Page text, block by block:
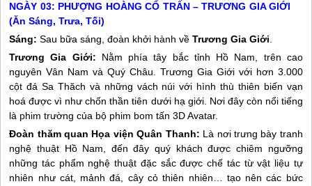
NGÀY 03: PHƯỢNG HOÀNG CỔ TRẤN – TRƯƠNG GIA GIỚI
(Ăn Sáng, Trưa, Tối)
Sáng: Sau bữa sáng, đoàn khởi hành vềTrương Gia Giới.
Trương Gia Giới: Nằm phía tây bắc tỉnh Hồ Nam, trên cao
nguyên Vân Nam và Quý Châu. Trương Gia Giới với hơn 3.000
cột đá Sa Thăch và những vách núi với hình thù thiên biến vạn
hoá được vì như chốn thần tiên dưới hạ giới. Nơi đây còn nổi tiếng
là phim trường của bộ phim bom tấn 3D Avatar.
Đoàn thăm quan Họa viện Quân Thanh: Là nơi trưng bày tranh
nghệ thuật Hồ Nam, đến đây quý khách được chiêm ngưỡng
những tác phẩm nghệ thuật đặc sắc được chế tác từ vật liệu tự
nhiên như cát, mảnh đá, cây cỏ thiên nhiên… tạo nên các bức